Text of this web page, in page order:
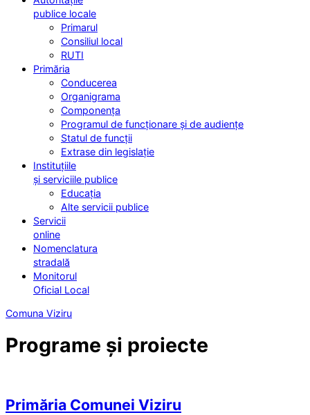
publice locale
Primarul
Consiliul local
RUTI
Primăria
Conducerea
Organigrama
Componența
Programul de funcționare și de audiențe
Statul de funcții
Extrase din legislație
Instituțiile
și serviciile publice
Educația
Alte servicii publice
Servicii
online
Nomenclatura
stradală
Monitorul
Oficial Local
Comuna Viziru
Programe și proiecte
Primăria Comunei Viziru